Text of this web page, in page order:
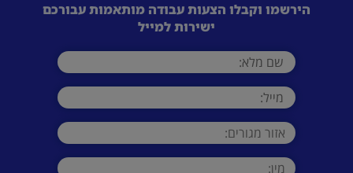
הירשמו וקבלו הצעות עבודה מותאמות עבורכם
ישירות למייל